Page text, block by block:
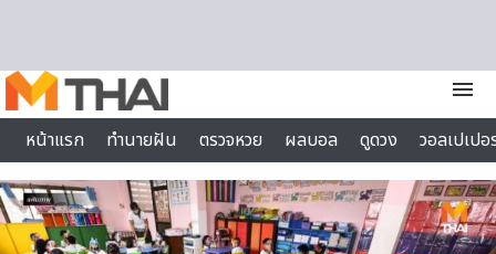
menu
หน้าแรก
ทำนายฝัน ตรวจหวย ผลบอล ดูดวง
วอลเปเป
ไลฟ์สไตล์